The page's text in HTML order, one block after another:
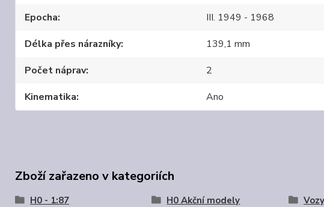
Epocha
III. 1949 - 1968
Délka přes nárazníky
139,1 mm
Počet náprav
2
Kinematika
Ano
Zboží zařazeno v kategoriích
H0 - 1:87 H0 Akční modely
Vozy